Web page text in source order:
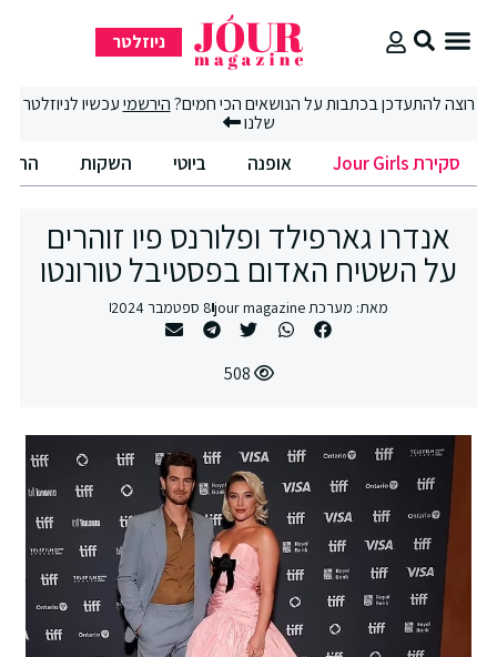
ניוזלטר
רוצה להתעדכן בכתבות על הנושאים הכי חמים?הירשמיעכשיו לניוזלטר
שלנו
סקירת Jour Girls אופנה ביוטי השקות החיים
אנדרו גארפילד ופלורנס פיו זוהרים
על השטיח האדום בפסטיבל טורונטו
מאת:מערכת jour magazine 8 ספטמבר 2024
508